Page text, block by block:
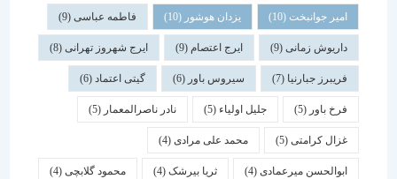
امیر جوانبخت(10) یزدان هوشور(10) فاطمه عباسی(9)
داریوش زمانی(9) ایرج اعتصام(9) ایرج شهروز تهرانی(8)
فریبرز جبارنیا(7) سیروس باور(6) گیتی اعتماد(6)
فرخ باور(5) جلیل اولیاء(5) نادر ناصرالمعمار (5)
غزال کرامتی(5) محمد علی مرادی(4)
ابوالحسن میرعمادی(4) ثریا بیرشک(4) محمود گلابچی(4)